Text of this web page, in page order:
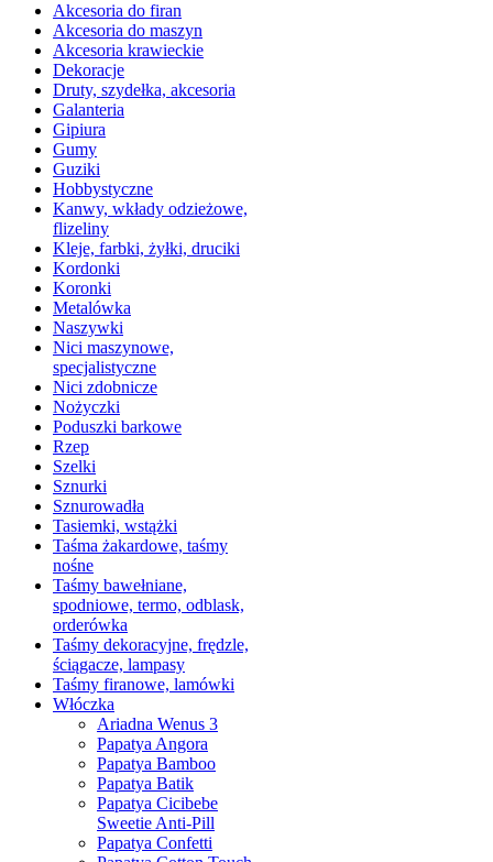
Akcesoria do firan
Akcesoria do maszyn
Akcesoria krawieckie
Dekoracje
Druty, szydełka, akcesoria
Galanteria
Gipiura
Gumy
Guziki
Hobbystyczne
Kanwy, wkłady odzieżowe,
flizeliny
Kleje, farbki, żyłki, druciki
Kordonki
Koronki
Metalówka
Naszywki
Nici maszynowe,
specjalistyczne
Nici zdobnicze
Nożyczki
Poduszki barkowe
Rzep
Szelki
Sznurki
Sznurowadła
Tasiemki, wstążki
Taśma żakardowe, taśmy
nośne
Taśmy bawełniane,
spodniowe, termo, odblask,
orderówka
Taśmy dekoracyjne, frędzle,
ściągacze, lampasy
Taśmy firanowe, lamówki
Włóczka
Ariadna Wenus 3
Papatya Angora
Papatya Bamboo
Papatya Batik
Papatya Cicibebe
Sweetie Anti-Pill
Papatya Confetti